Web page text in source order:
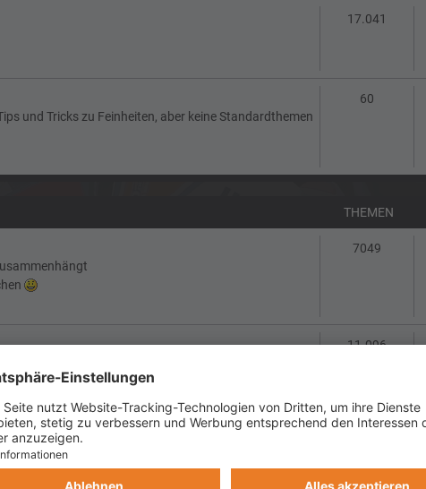
17.041
und Tricks zu Feinheiten, aber keine Standardthemen
60
THEMEN
7049
abzugebende Termine wegen Ausfall und
11.096